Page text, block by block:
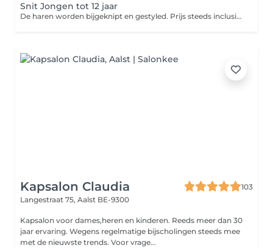
Snit Jongen tot 12 jaar
De haren worden bijgeknipt en gestyled. Prijs steeds inclusief shampoo en verzorging. Groetjes Dilek
Kapsalon Claudia
103
Langestraat 75, Aalst BE-9300
Kapsalon voor dames,heren en kinderen. Reeds meer dan 30
jaar ervaring. Wegens regelmatige bijscholingen steeds mee
met de nieuwste trends. Voor vrage...